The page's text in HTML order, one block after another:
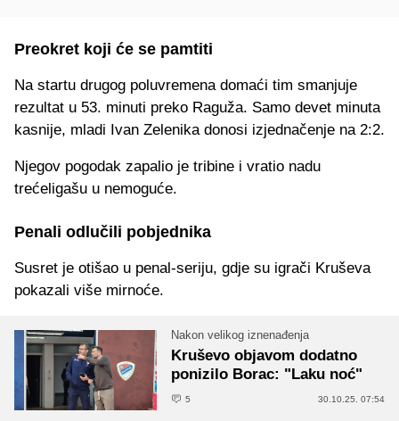
Preokret koji će se pamtiti
Na startu drugog poluvremena domaći tim smanjuje
rezultat u 53. minuti preko Raguža. Samo devet minuta
kasnije, mladi Ivan Zelenika donosi izjednačenje na 2:2.
Njegov pogodak zapalio je tribine i vratio nadu
trećeligašu u nemoguće.
Penali odlučili pobjednika
Susret je otišao u penal-seriju, gdje su igrači Kruševa
pokazali više mirnoće.
Nakon velikog iznenađenja
Kruševo objavom dodatno
ponizilo Borac: "Laku noć"
5 30.10.25. 07:54